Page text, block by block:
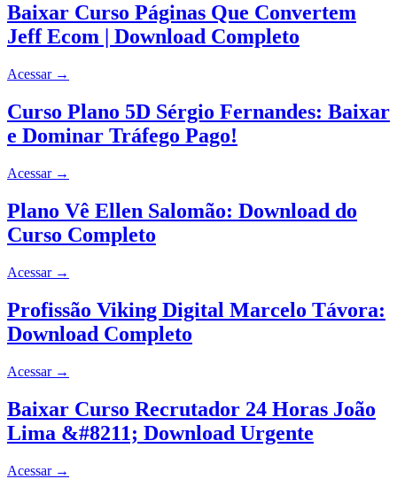
Baixar Curso Páginas Que Convertem
Jeff Ecom | Download Completo
Acessar →
Curso Plano 5D Sérgio Fernandes: Baixar
e Dominar Tráfego Pago!
Acessar →
Plano Vê Ellen Salomão: Download do
Curso Completo
Acessar →
Profissão Viking Digital Marcelo Távora:
Download Completo
Acessar →
Baixar Curso Recrutador 24 Horas João
Lima &#8211; Download Urgente
Acessar →